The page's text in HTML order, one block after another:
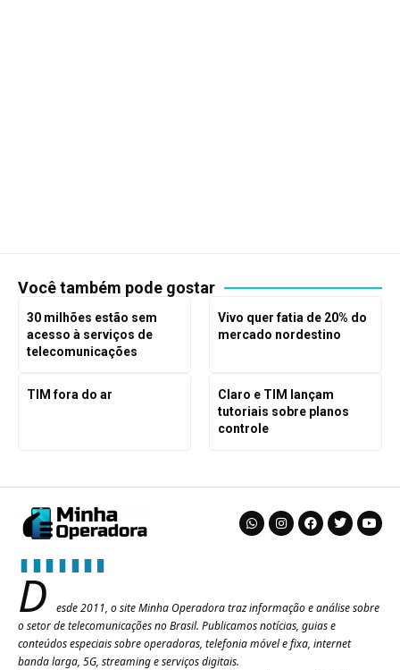
Você também pode gostar
30 milhões estão sem
acesso à serviços de
telecomunicações
Vivo quer fatia de 20% do
mercado nordestino
TIM fora do ar
Claro e TIM lançam
tutoriais sobre planos
controle
D
esde 2011, o site Minha Operadora traz informação e análise sobre
o setor de telecomunicações no Brasil. Publicamos notícias, guias e
conteúdos especiais sobre operadoras, telefonia móvel e fixa, internet
banda larga, 5G, streaming e serviços digitais.